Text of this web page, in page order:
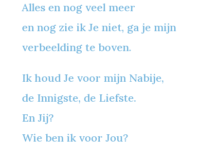
Alles en nog veel meer
en nog zie ik Je niet, ga je mijn
verbeelding te boven.
Ik houd Je voor mijn Nabije,
de Innigste, de Liefste.
En Jij?
Wie ben ik voor Jou?